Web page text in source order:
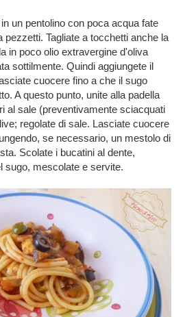
un pentolino con poca acqua fate
pezzetti. Tagliate a tocchetti anche la
in poco olio extravergine d'oliva
sottilmente. Quindi aggiungete il
cuocere fino a che il sugo
A questo punto, unite alla padella
al sale (preventivamente sciacquati
regolate di sale. Lasciate cuocere
se necessario, un mestolo di
Scolate i bucatini al dente,
sugo, mescolate e servite.